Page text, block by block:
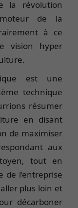
la révolution
de la
à ce
vision hyper
est une
technique
résumer
en disant
de maximiser
aux
tout en
de l’entreprise
plus loin et
décarboner